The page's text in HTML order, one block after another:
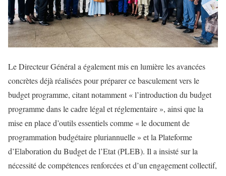
Le Directeur Général a également mis en lumière les avancées
concrètes déjà réalisées pour préparer ce basculement vers le
budget programme, citant notamment « l’introduction du budget
programme dans le cadre légal et réglementaire », ainsi que la
mise en place d’outils essentiels comme « le document de
programmation budgétaire pluriannuelle » et la Plateforme
d’Elaboration du Budget de l’Etat (PLEB). Il a insisté sur la
nécessité de compétences renforcées et d’un engagement collectif,